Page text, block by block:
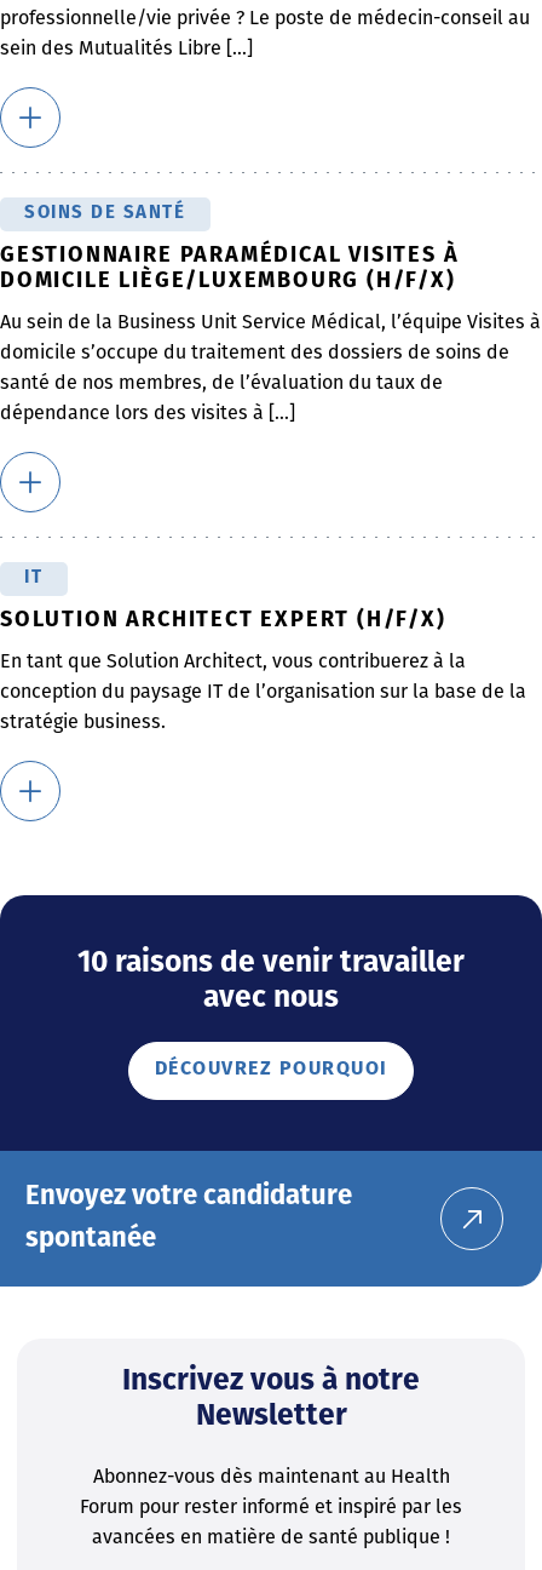
professionnelle/vie privée ? Le poste de médecin-conseil au
sein des Mutualités Libre [...]
SOINS DE SANTÉ
GESTIONNAIRE PARAMÉDICAL VISITES À
DOMICILE LIÈGE/LUXEMBOURG (H/F/X)
Au sein de la Business Unit Service Médical, l’équipe Visites à
domicile s’occupe du traitement des dossiers de soins de
santé de nos membres, de l’évaluation du taux de
dépendance lors des visites à [...]
SOLUTION ARCHITECT EXPERT (H/F/X)
En tant que Solution Architect, vous contribuerez à la
conception du paysage IT de l’organisation sur la base de la
stratégie business.
10 raisons de venir travailler
avec nous
DÉCOUVREZ POURQUOI
Envoyez votre candidature
spontanée
Inscrivez vous à notre
Newsletter
Abonnez-vous dès maintenant au Health
Forum pour rester informé et inspiré par les
avancées en matière de santé publique !